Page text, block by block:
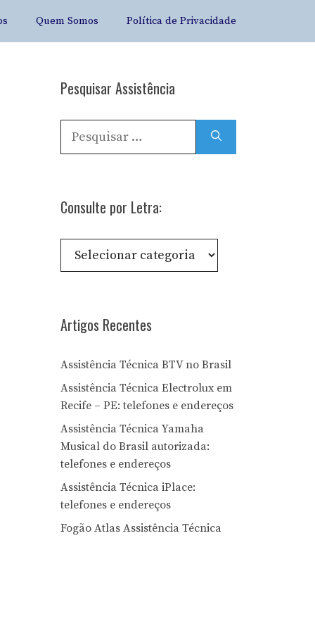
Quem Somos Política de Privacidade
Pesquisar Assistência
Pesquisar
por:
Consulte por Letra:
Consulte
Artigos Recentes
Assistência Técnica BTV no Brasil
Assistência Técnica Electrolux em
Recife – PE: telefones e endereços
Assistência Técnica Yamaha
Musical do Brasil autorizada:
telefones e endereços
Assistência Técnica iPlace:
telefones e endereços
Fogão Atlas Assistência Técnica